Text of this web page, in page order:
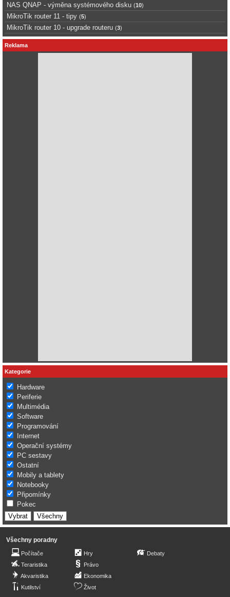
NAS QNAP - výměna systémového disku (10)
MikroTik router 11 - tipy (5)
MikroTik router 10 - upgrade routeru (3)
Reklama
Kategorie
Hardware
Periferie
Multimédia
Software
Programování
Internet
Operační systémy
PC sestavy
Ostatní
Mobily a tablety
Notebooky
Připomínky
Pokec
Všechny poradny
Počítače
Teraristika
Akvaristika
Kutilství
Hry
Právo
Ekonomika
Život
Debaty